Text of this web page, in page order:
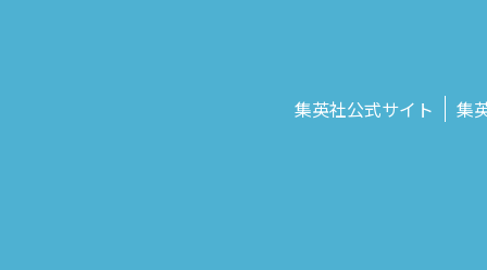
集英社公式サイト 集